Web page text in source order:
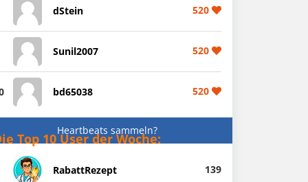
dStein 520
Sunil2007 520
bd65038 520
Heartbeats sammeln?
Top 10 User der Woche:
RabattRezept 139